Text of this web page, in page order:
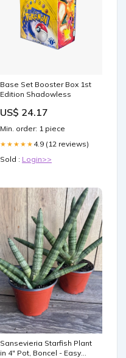
Base Set Booster Box 1st
Edition Shadowless
US$ 24.17
Min. order: 1 piece
★★★★★ 4.9 (12 reviews)
Sold : Login>>
Sansevieria Starfish Plant
in 4" Pot, Boncel - Easy